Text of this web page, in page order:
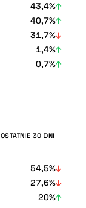
43,4%
40,7%
31,7%
1,4%
0,7%
OSTATNIE 30 DNI
54,5%
27,6%
20%